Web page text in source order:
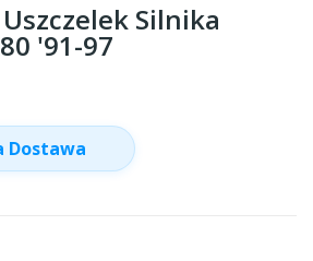
Silnika
'91-97
Dostawa